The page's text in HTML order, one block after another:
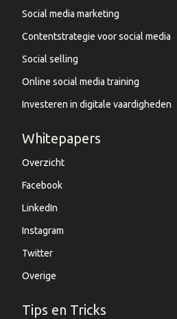
Social media marketing
Contentstrategie voor social media
Social selling
Online social media training
Investeren in digitale vaardigheden
Whitepapers
Overzicht
Facebook
LinkedIn
Instagram
Twitter
Overige
Tips en Tricks